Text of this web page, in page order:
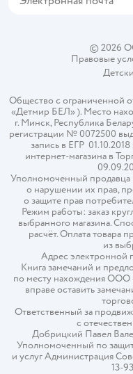
© 2026
Правовые
Общество с ограниченной
«Детмир БЕЛ» ). Место
г. Минск, Республика
регистрации № 0072500
запись в ЕГР
интернет-магазина в
Уполномоченный продавца
о нарушении их прав,
о защите прав
Режим работы: заказ
выбранного магазина.
расчёт. Оплата товара
из
Адрес электронной
Книга замечаний и
по месту нахождения ООО
вправе оставить
Ответственный за
с
Добрицкий Павел
Уполномоченный по
и услуг Администрация
13-